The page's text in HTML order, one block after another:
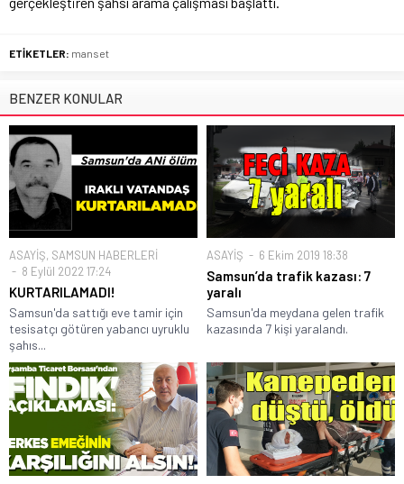
ETİKETLER: manset
BENZER KONULAR
ASAYİŞ, SAMSUN HABERLERİ
8 Eylül 2022 17:24
KURTARILAMADI!
Samsun'da sattığı eve tamir için
tesisatçı götüren yabancı uyruklu
şahıs...
ASAYİŞ 6 Ekim 2019 18:38
Samsun’da trafik kazası: 7
yaralı
Samsun'da meydana gelen trafik
kazasında 7 kişi yaralandı.